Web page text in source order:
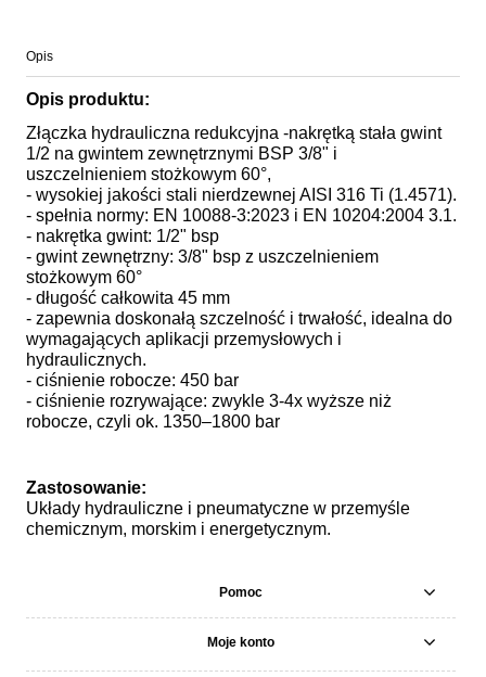
Opis
Opis produktu:
Złączka hydrauliczna redukcyjna -nakrętką stała gwint
1/2 na gwintem zewnętrznymi BSP 3/8" i
uszczelnieniem stożkowym 60°,
- wysokiej jakości stali nierdzewnej AISI 316 Ti (1.4571).
- spełnia normy: EN 10088-3:2023 i EN 10204:2004 3.1.
- nakrętka gwint: 1/2" bsp
- gwint zewnętrzny: 3/8" bsp z uszczelnieniem
stożkowym 60°
- długość całkowita 45 mm
- zapewnia doskonałą szczelność i trwałość, idealna do
wymagających aplikacji przemysłowych i
hydraulicznych.
- ciśnienie robocze: 450 bar
- ciśnienie rozrywające: zwykle 3-4x wyższe niż
robocze, czyli ok. 1350–1800 bar
Zastosowanie:
Układy hydrauliczne i pneumatyczne w przemyśle
chemicznym, morskim i energetycznym.
Pomoc
Moje konto